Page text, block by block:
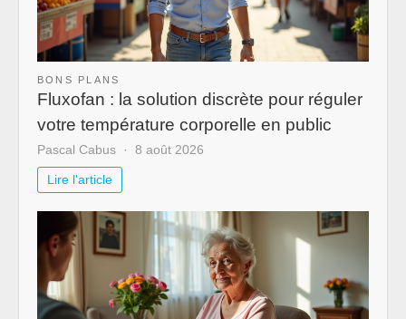
BONS PLANS
Fluxofan : la solution discrète pour réguler
votre température corporelle en public
Pascal Cabus 8 août 2026
Lire l'article